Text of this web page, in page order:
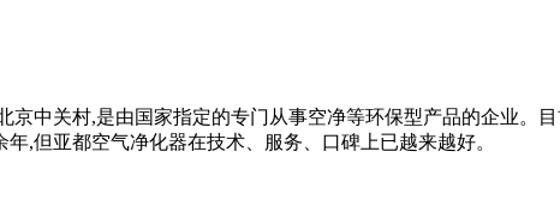
中关村,是由国家指定的专门从事空净等环保型产品的企业。
,但亚都空气净化器在技术、服务、口碑上已越来越好。